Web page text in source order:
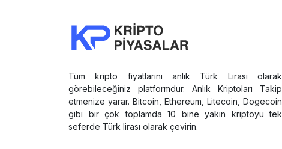
Tüm kripto fiyatlarını anlık Türk Lirası olarak
görebileceğiniz platformdur. Anlık Kriptoları Takip
etmenize yarar. Bitcoin, Ethereum, Litecoin, Dogecoin
gibi bir çok toplamda 10 bine yakın kriptoyu tek
seferde Türk lirası olarak çevirin.